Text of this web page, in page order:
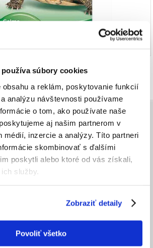
súbory cookies
obsahu a reklám, poskytovanie funkcií
analýzu návštevnosti používame
o tom, ako používate naše
aj našim partnerom v
médií, inzercie a analýzy. Títo partneri
skombinovať s ďalšími
poskytli alebo ktoré od vás získali,
služby.
Zobraziť detaily
Povoliť všetko